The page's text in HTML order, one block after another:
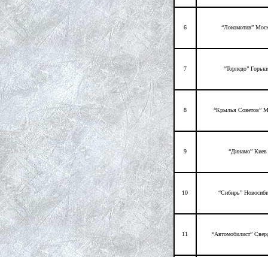
6 “Локомотив”
7 “Торпедо”
8 “Крылья Советов”
9 “Динамо” Киев
10 “Сибирь”
11 “Автомобилист”